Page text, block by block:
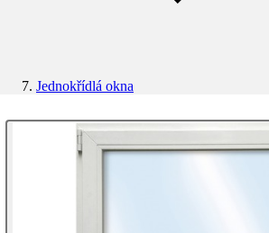
Jednokřídlá okna